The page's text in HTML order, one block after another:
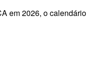
em 2026, o calendário